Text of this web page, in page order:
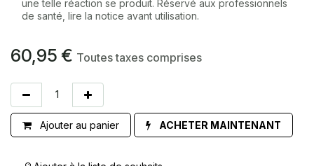
une telle réaction se produit. Réservé aux professionnels
de santé, lire la notice avant utilisation.
60,95 € Toutes taxes comprises
Ajouter au panier ACHETER MAINTENANT